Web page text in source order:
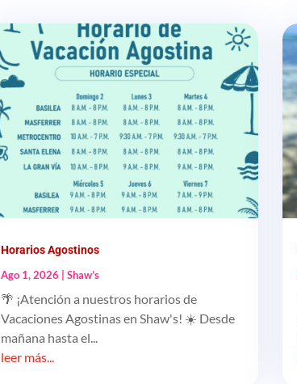
Horarios Agostinos
Ago 1, 2026
Shaw’s
🌴 ¡Atención a nuestros horarios de
Vacaciones Agostinas en Shaw's! ☀️ Desde
mañana hasta el...
leer más...